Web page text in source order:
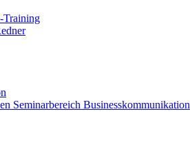
Training
Seminarbereich Businesskommunikation